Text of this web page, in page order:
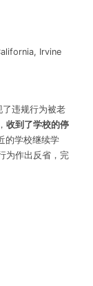
Irvine
了违规行为被老
收到了学校的停
的学校继续学
为作出反省，完